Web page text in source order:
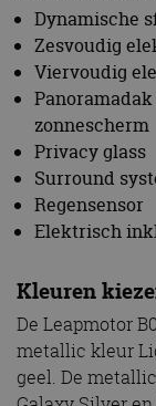
Dynamische
Zesvoudig
Viervoudig
zonnescherm
Privacy glass
Surround
Regensensor
Elektrisch
Kleuren
De Leapmotor
metallic kleur
geel. De